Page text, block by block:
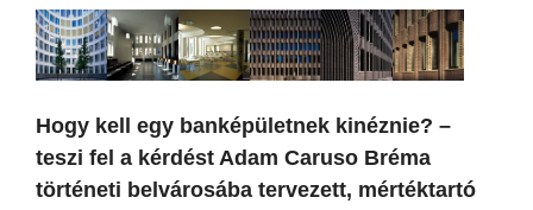
Hogy kell egy banképületnek kinéznie? –
teszi fel a kérdést Adam Caruso Bréma
történeti belvárosába tervezett, mértéktartó